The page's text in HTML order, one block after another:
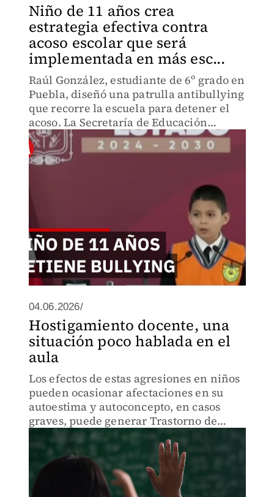
Niño de 11 años crea
estrategia efectiva contra
acoso escolar que será
implementada en más esc...
Raúl González, estudiante de 6º grado en
Puebla, diseñó una patrulla antibullying
que recorre la escuela para detener el
acoso. La Secretaría de Educación
reconoció su modelo y lo expandirá a
más planteles en 2026.
04.06.2026/
Hostigamiento docente, una
situación poco hablada en el
aula
Los efectos de estas agresiones en niños
pueden ocasionar afectaciones en su
autoestima y autoconcepto, en casos
graves, puede generar Trastorno de
Estrés Postraumático.